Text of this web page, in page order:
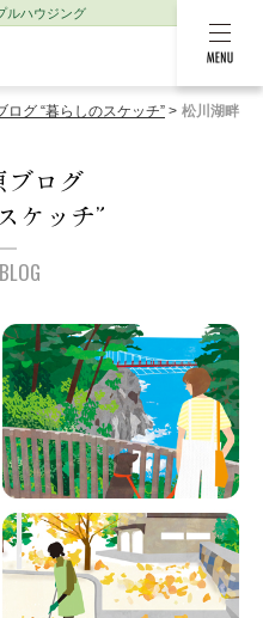
MENU
ルハウジング
ログ “暮らしのスケッチ” 松川湖畔
ブログ
ケッチ”